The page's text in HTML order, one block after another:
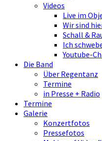
Videos
Live im
Wir sind
Schall &
Ich
Youtube-
Die Band
Über Regentanz
Termine
in Presse + Radio
Termine
Galerie
Konzertfotos
Pressefotos